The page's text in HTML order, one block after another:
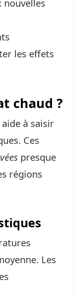
nouvelles
les effets
chaud ?
aide à saisir
Ces
presque
régions
Les